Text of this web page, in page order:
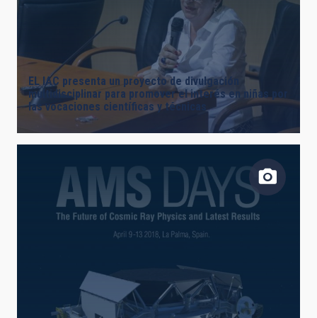
EL IAC presenta un proyecto de divulgación
multidisciplinar para promover el interés en niñas por
las vocaciones científicas y técnicas